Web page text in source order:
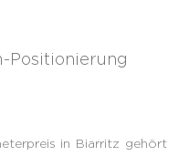
Positionierung
in Biarritz gehört